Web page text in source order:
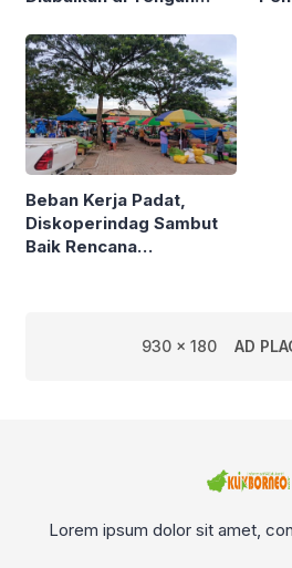
Kalimantan
Beban Kerja Padat,
Diskoperindag Sambut
Baik Rencana
930 x 180 AD
Lorem ipsum dolor sit amet,